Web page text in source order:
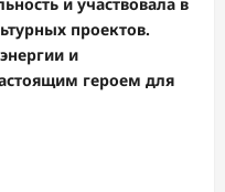
проектов.
и
героем для